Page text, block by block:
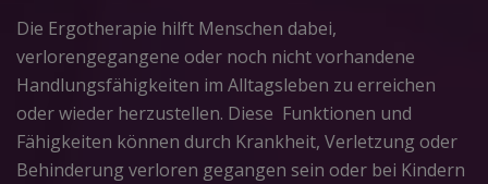
Die Ergotherapie hilft Menschen dabei,
verlorengegangene oder noch nicht vorhandene
Handlungsfähigkeiten im Alltagsleben zu erreichen
oder wieder herzustellen. Diese Funktionen und
Fähigkeiten können durch Krankheit, Verletzung oder
Behinderung verloren gegangen sein oder bei Kindern